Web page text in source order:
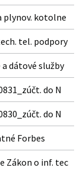
plynov. kotolne
tel. podpory
a dátové služby
do N
do N
Forbes
Zákon o inf. tec